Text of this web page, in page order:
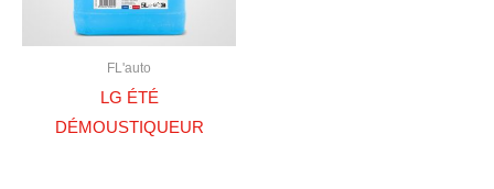
FL'auto
LG ÉTÉ
DÉMOUSTIQUEUR